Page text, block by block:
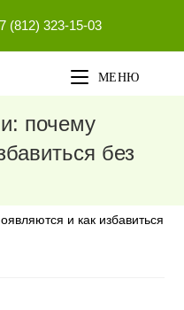
(812) 323-15-03
МЕНЮ
почему
без